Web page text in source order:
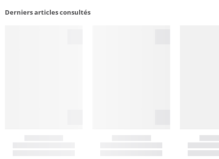
Derniers articles consultés